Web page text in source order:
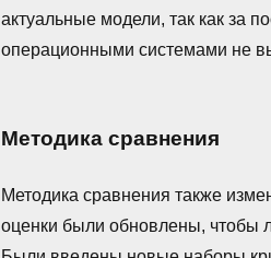
актуальные модели, так как за
операционными системами не
Методика сравнения
Методика сравнения также
оценки были обновлены, чтобы